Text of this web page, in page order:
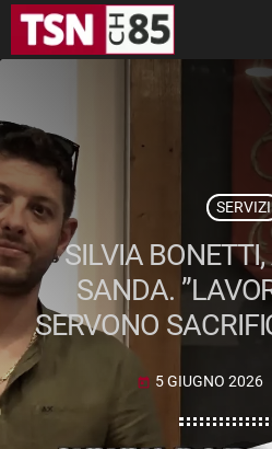
SERVIZI
SILVIA
SANDA.
SERVONO
today 5 GIUGNO 2026